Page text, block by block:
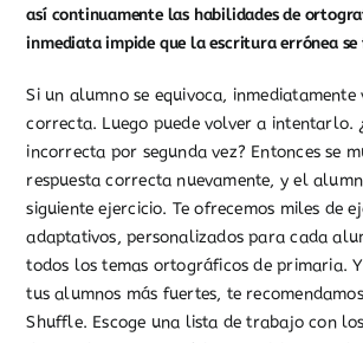
así continuamente las habilidades de
inmediata impide que la escritura errónea se
Si un alumno se equivoca, inmediatamente
correcta. Luego puede volver a intentarlo.
incorrecta por segunda vez? Entonces se
respuesta correcta nuevamente, y el
siguiente ejercicio. Te ofrecemos miles de
adaptativos, personalizados para cada
todos los temas ortográficos de primaria.
tus alumnos más fuertes, te
Shuffle. Escoge una lista de trabajo con